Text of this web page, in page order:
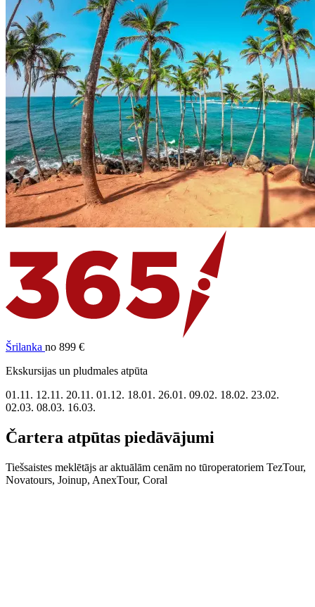
Šrilanka no 899 €
Ekskursijas un pludmales atpūta
01.11. 12.11. 20.11. 01.12. 18.01. 26.01. 09.02. 18.02. 23.02.
02.03. 08.03. 16.03.
Čartera atpūtas piedāvājumi
Tiešsaistes meklētājs ar aktuālām cenām no tūroperatoriem TezTour,
Novatours, Joinup, AnexTour, Coral